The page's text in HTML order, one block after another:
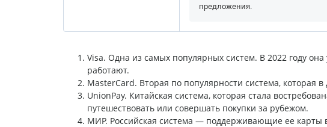
предложения.
Visa. Одна из самых популярных систем. В 2022 году
работают.
MasterCard. Вторая по популярности система, которая
UnionPay. Китайская система, которая стала
путешествовать или совершать покупки за рубежом.
МИР. Российская система — поддерживающие ее карты